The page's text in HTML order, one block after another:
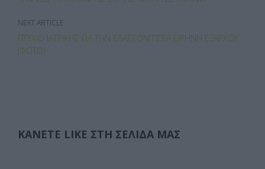
NEXT ARTICLE
ΠΤΥΧΊΟ ΙΑΤΡΙΚΉΣ ΓΙΑ ΤΗΝ ΕΛΑΣΣΟΝΊΤΙΣΣΑ ΕΙΡΉΝΗ ΕΞΆΡΧΟΥ
(ΦΩΤΟ)
ΚΆΝΕΤΕ LIKE ΣΤΗ ΣΕΛΊΔΑ ΜΑΣ